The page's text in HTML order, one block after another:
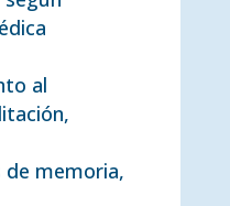
al
de memoria,